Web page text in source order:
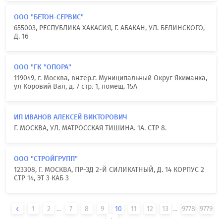
ООО "БЕТОН-СЕРВИС"
655003, РЕСПУБЛИКА ХАКАСИЯ, Г. АБАКАН, УЛ. БЕЛИНСКОГО,
Д. 16
ООО "ГК "ОПОРА"
119049, г. Москва, вн.тер.г. Муниципальный Округ Якиманка,
ул Коровий Вал, д. 7 стр. 1, помещ. 15А
ИП ИВАНОВ АЛЕКСЕЙ ВИКТОРОВИЧ
Г. МОСКВА, УЛ. МАТРОССКАЯ ТИШИНА. 1А. СТР 8.
ООО "СТРОЙГРУПП"
123308, Г. МОСКВА, ПР-ЗД 2-Й СИЛИКАТНЫЙ, Д. 14 КОРПУС 2
СТР 14, ЭТ 3 КАБ 3
1 2 ... 7 8 9 10 11 12 13 ... 9778 9779